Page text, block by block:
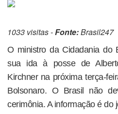
1033 visitas -Fonte:Brasil247
O ministro da Cidadania do
sua ida à posse de
Kirchner na próxima terça-
Bolsonaro. O Brasil não
cerimônia. A informação é do